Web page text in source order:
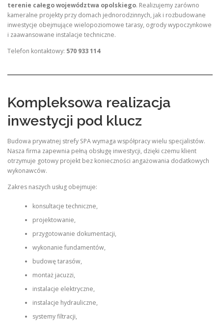
terenie całego województwa opolskiego. Realizujemy zarówno
kameralne projekty przy domach jednorodzinnych, jak i rozbudowane
inwestycje obejmujące wielopoziomowe tarasy, ogrody wypoczynkowe
i zaawansowane instalacje techniczne.
Telefon kontaktowy: 570 933 114
Kompleksowa realizacja
inwestycji pod klucz
Budowa prywatnej strefy SPA wymaga współpracy wielu specjalistów.
Nasza firma zapewnia pełną obsługę inwestycji, dzięki czemu klient
otrzymuje gotowy projekt bez konieczności angażowania dodatkowych
wykonawców.
Zakres naszych usług obejmuje:
konsultacje techniczne,
projektowanie,
przygotowanie dokumentacji,
wykonanie fundamentów,
budowę tarasów,
montaż jacuzzi,
instalacje elektryczne,
instalacje hydrauliczne,
systemy filtracji,